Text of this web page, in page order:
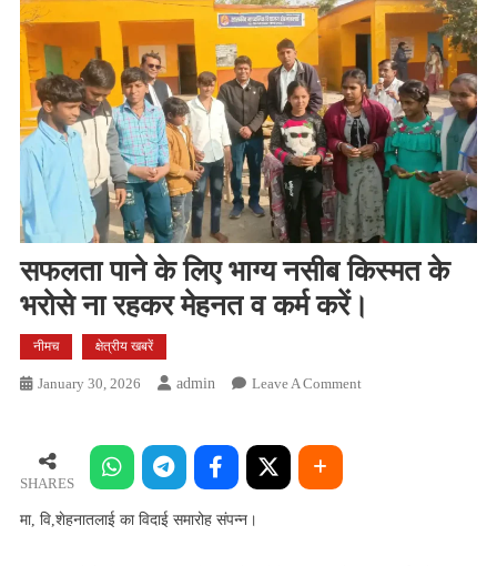
सफलता पाने के लिए भाग्य नसीब किस्मत के
भरोसे ना रहकर मेहनत व कर्म करें।
नीमच क्षेत्रीय खबरें
January 30, 2026 Admin Leave A CommentOn
SHARES
मा, वि,शेहनातलाई का विदाई समारोह संपन्न।